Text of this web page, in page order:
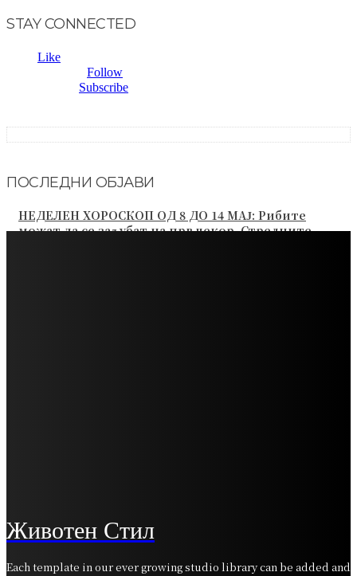
STAY CONNECTED
Like
Follow
Subscribe
ПОСЛЕДНИ ОБЈАВИ
НЕДЕЛЕН ХОРОСКОП ОД 8 ДО 14 МАЈ: Рибите
можат да се заљубат на прв чекор, Стрелците
Животен Стил
Each template in our ever growing studio library can be added and